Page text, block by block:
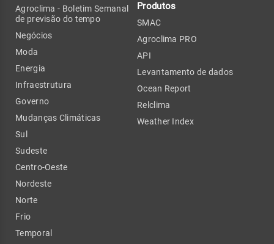
Agroclima - Boletim Semanal
de previsão do tempo
Negócios
Moda
Energia
Infraestrutura
Governo
Mudanças Climáticas
Sul
Sudeste
Centro-Oeste
Nordeste
Norte
Frio
Temporal
Produtos
SMAC
Agroclima PRO
API
Levantamento de dados
Ocean Report
Relclima
Weather Index